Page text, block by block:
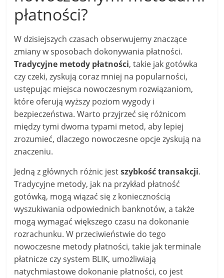
płatności?
W dzisiejszych czasach obserwujemy znaczące
zmiany w sposobach dokonywania płatności.
Tradycyjne metody płatności, takie jak gotówka
czy czeki, zyskują coraz mniej na popularności,
ustępując miejsca nowoczesnym rozwiązaniom,
które oferują wyższy poziom wygody i
bezpieczeństwa. Warto przyjrzeć się różnicom
między tymi dwoma typami metod, aby lepiej
zrozumieć, dlaczego nowoczesne opcje zyskują na
znaczeniu.
Jedną z głównych różnic jestszybkość transakcji.
Tradycyjne metody, jak na przykład płatność
gotówką, mogą wiązać się z koniecznością
wyszukiwania odpowiednich banknotów, a także
mogą wymagać większego czasu na dokonanie
rozrachunku. W przeciwieństwie do tego
nowoczesne metody płatności, takie jak terminale
płatnicze czy system BLIK, umożliwiają
natychmiastowe dokonanie płatności, co jest